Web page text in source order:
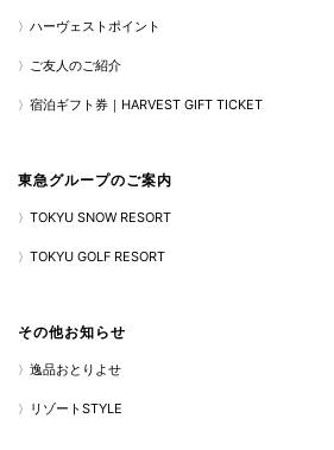
ハーヴェストポイント
ご友人のご紹介
宿泊ギフト券｜HARVEST GIFT TICKET
東急グループのご案内
TOKYU SNOW RESORT
TOKYU GOLF RESORT
その他お知らせ
逸品おとりよせ
リゾートSTYLE